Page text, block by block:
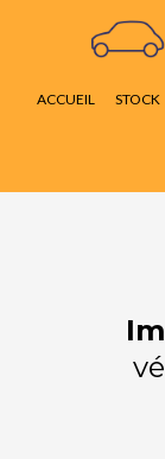
ACCUEIL STOCK
ACCUEIL
VENDUES